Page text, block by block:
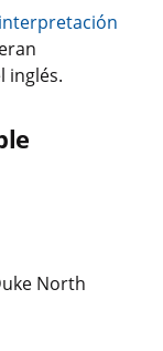
inglés.
North